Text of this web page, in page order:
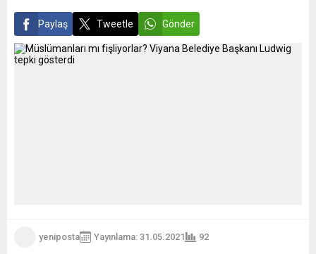
Paylaş Tweetle Gönder
yeniposta Yayınlama: 31.05.2021 92